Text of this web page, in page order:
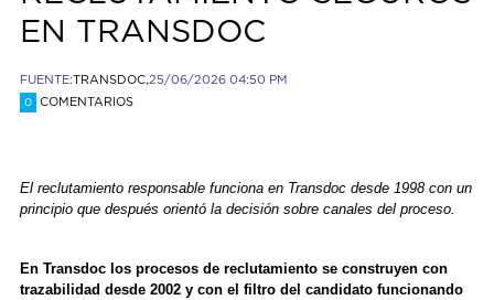
EN TRANSDOC
FUENTE:TRANSDOC,25/06/2026 04:50 PM
0 COMENTARIOS
El reclutamiento responsable funciona en Transdoc desde 1998 con un
principio que después orientó la decisión sobre canales del proceso.
En Transdoc los procesos de reclutamiento se construyen con
trazabilidad desde 2002 y con el filtro del candidato funcionando